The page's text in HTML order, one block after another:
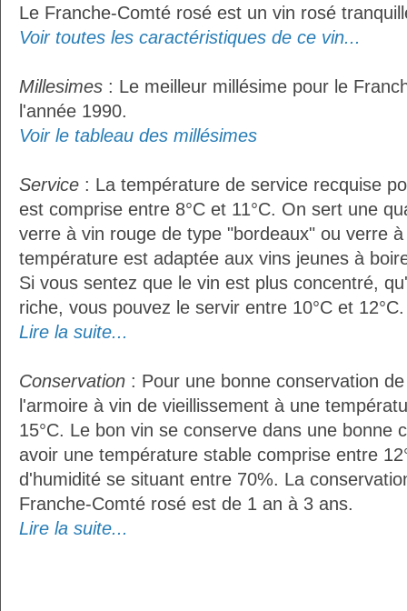
Le Franche-Comté rosé est un vin rosé
Voir toutes les caractéristiques de ce vin...
Millesimes : Le meilleur millésime pour le
l'année 1990.
Voir le tableau des millésimes
Service : La température de service recquise
est comprise entre 8°C et 11°C. On sert une
verre à vin rouge de type "bordeaux" ou verre
température est adaptée aux vins jeunes à
Si vous sentez que le vin est plus concentré,
riche, vous pouvez le servir entre 10°C et
Lire la suite...
Conservation : Pour une bonne conservation
l'armoire à vin de vieillissement à une
15°C. Le bon vin se conserve dans une bonne
avoir une température stable comprise entre
d'humidité se situant entre 70%. La
Franche-Comté rosé est de 1 an à 3 ans.
Lire la suite...